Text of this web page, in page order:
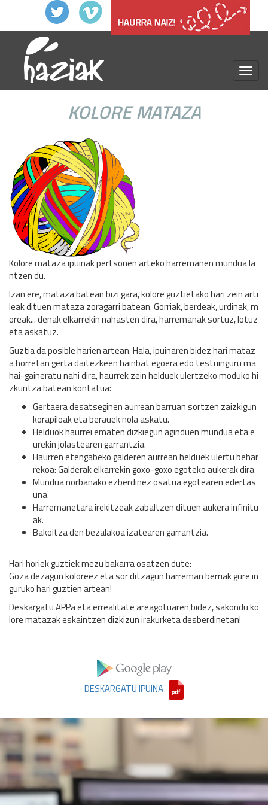
KOLORE MATAZA
Kolore mataza ipuinak pertsonen arteko harremanen mundua la
ntzen du.
Izan ere, mataza batean bizi gara, kolore guztietako hari zein arti
leak dituen mataza zoragarri batean. Gorriak, berdeak, urdinak, m
oreak... denak elkarrekin nahasten dira, harremanak sortuz, lotuz
eta askatuz.
Guztia da posible harien artean. Hala, ipuinaren bidez hari mataz
a horretan gerta daitezkeen hainbat egoera edo testuinguru ma
hai-gaineratu nahi dira, haurrek zein helduek ulertzeko moduko hi
zkuntza batean kontatua:
Gertaera desatseginen aurrean barruan sortzen zaizkigun
korapiloak eta berauek nola askatu.
Helduok haurrei ematen dizkiegun aginduen mundua eta e
urekin jolastearen garrantzia.
Haurren etengabeko galderen aurrean helduek ulertu behar
rekoa: Galderak elkarrekin goxo-goxo egoteko aukerak dira.
Mundua norbanako ezberdinez osatua egotearen edertas
una.
Harremanetara irekitzeak zabaltzen dituen aukera infinitu
ak.
Bakoitza den bezalakoa izatearen garrantzia.
Hari horiek guztiek mezu bakarra osatzen dute:
Goza dezagun koloreez eta sor ditzagun harreman berriak gure in
guruko hari guztien artean!
Deskargatu APPa eta errealitate areagotuaren bidez, sakondu ko
lore matazak eskaintzen dizkizun irakurketa desberdinetan!
DESKARGATU IPUINA